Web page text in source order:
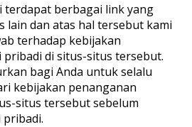
terdapat berbagai link yang
lain dan atas hal tersebut kami
terhadap kebijakan
di situs-situs tersebut.
bagi Anda untuk selalu
kebijakan penanganan
situs tersebut sebelum